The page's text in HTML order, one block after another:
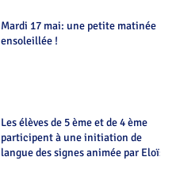
Mardi 17 mai: une petite matinée
ensoleillée !
Les élèves de 5 ème et de 4 ème
participent à une initiation de
langue des signes animée par Eloïse